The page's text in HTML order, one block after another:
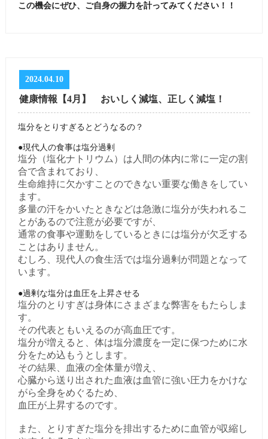
この機会にぜひ、 ご自身の握力を計ってみてください！！
2024.04.10
健康情報【4月】 おいしく減塩、正しく減塩！
塩分をとりすぎるとどうなるの？
●現代人の食事は塩分過剰
塩分（塩化ナトリウム）は人間の体内に常に一定の割
合で含まれており、
生命維持に欠かすことのできない重要な働きをしてい
ます。
多量の汗をかいたときなどは急激に塩分が失われるこ
とがあるので注意が必要ですが、
通常の食事や運動をしているときには塩分が欠乏する
ことはありません。
むしろ、現代人の食生活では塩分過剰が問題となって
います。
●過剰な塩分は血圧を上昇させる
塩分のとりすぎは身体にさまざまな弊害をもたらしま
す。
その代表ともいえるのが高血圧です。
塩分が増えると、体は塩分濃度を一定に保つために水
分をため込もうとします。
その結果、血液の全体量が増え、
心臓から送り出された血液は血管に強い圧力をかけな
がら全身をめぐるため、
血圧が上昇するのです。
また、とりすぎた塩分を排出するために血管が収縮し